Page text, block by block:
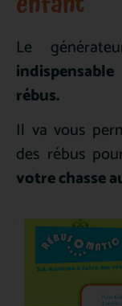
Le
rébus.
Il va vous
des rébus
votre chasse